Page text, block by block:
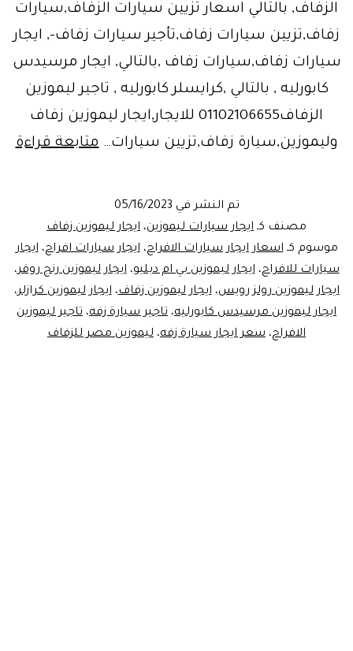
الزفاف, بالتالي اسعار تزيين سيارات الزفاف,سيارات
زفاف,تزيين سيارات زفاف,تأجير سيارات زفاف-, ايجار
سيارات زفاف,سيارات زفاف ,بالتالي, ايجار مرسيدس
كابورليه , بالتالي ,كرايسلر كابورليه , تاجير ليموزين
الزفاف01102106655 للايجار,ايجار ليموزين زفاف
وليموزين,سيارة زفاف,تزيين سيارات…متابعة قراءة
تم النشر في 05/16/2023
مصنف كـ ايجار سيارات ليموزين، ايجار ليموزين زفاف
موسوم كـاسعار ايجار سيارات الافراح،ايجار سيارات افراح،ايجار
سيارات للافراح،ايجار ليموزين بي ام دبليو،ايجار ليموزين رنج روفر،
ايجار ليموزين رولز رويس،ايجار ليموزين زفاف،ايجار ليموزين كرازلر،
ايجار ليموزين مرسيدس كابورليه، تاجير سيارة زفه، تاجير ليموزين
الافراح، سعر ايجار سيارة زفه، ليموزين مصر للزفاف